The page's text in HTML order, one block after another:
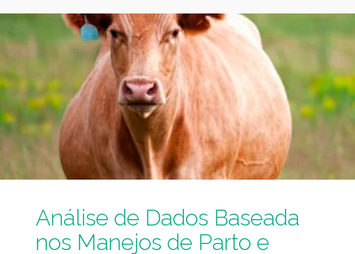
empresa rural, e busca uma gestão baseada em dados,
garante melhores resultados e lucratividade para o seu
negócio. Agricultura 4.0 e Pecuária de Precisão: O que
significa? A
Análise de Dados Baseada
nos Manejos de Parto e